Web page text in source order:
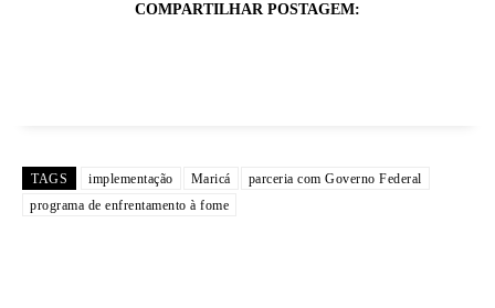
COMPARTILHAR POSTAGEM:
TAGS implementação Maricá
parceria com Governo Federal
programa de enfrentamento à fome